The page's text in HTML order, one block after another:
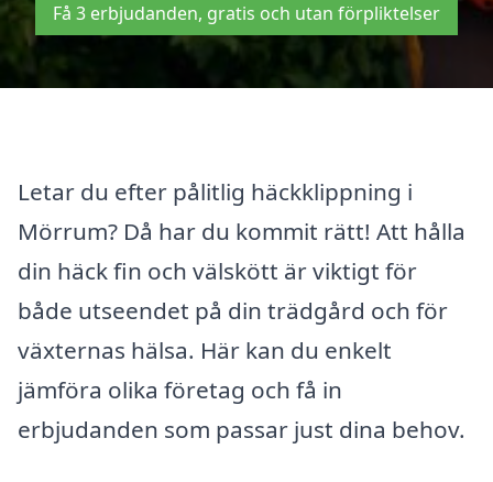
Få 3 erbjudanden, gratis och utan förpliktelser
Letar du efter pålitlig häckklippning i
Mörrum? Då har du kommit rätt! Att hålla
din häck fin och välskött är viktigt för
både utseendet på din trädgård och för
växternas hälsa. Här kan du enkelt
jämföra olika företag och få in
erbjudanden som passar just dina behov.